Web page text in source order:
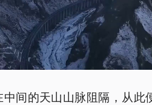
间的天山山脉阻隔，从此